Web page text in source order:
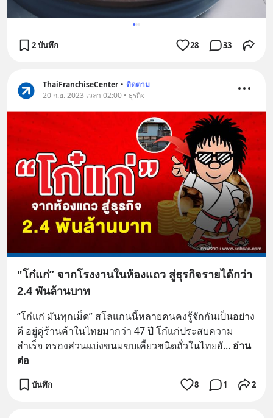
2 บันทึก 28 33
ThaiFranchiseCenter • ติดตาม
20 ก.ย. 2023 เวลา 02:00 • ธุรกิจ
"โก๋แก่” จากโรงงานในห้องแถว สู่ธุรกิจรายได้กว่า
2.4 พันล้านบาท
“โก๋แก่ มันทุกเม็ด” สโลแกนนี้หลายคนคงรู้จักกันเป็นอย่าง
ดี อยู่คู่ร้านค้าในไทยมากว่า 47 ปี โก๋แก่ประสบความ
สำเร็จ ครองส่วนแบ่งขนมขบเคี้ยวชนิดถั่วในไทยอั... อ่าน
ต่อ
บันทึก 8 1 2